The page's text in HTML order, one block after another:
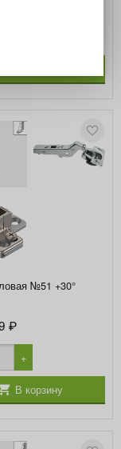
№51 +30°
₽
+
В корзину